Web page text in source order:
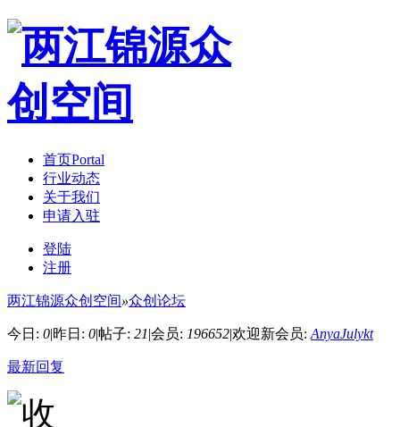
首页Portal
行业动态
关于我们
申请入驻
登陆
注册
两江锦源众创空间»众创论坛
今日: 0|昨日: 0|帖子: 21|会员: 196652|欢迎新会员: AnyaJulykt
最新回复